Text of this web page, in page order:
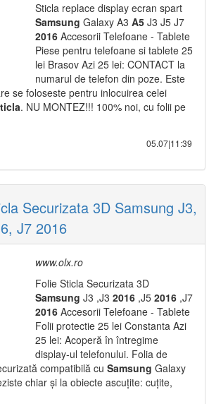
Sticla replace display ecran spart
Samsung Galaxy A3 A5 J3 J5 J7
2016 Accesorii Telefoane - Tablete
Piese pentru telefoane si tablete 25
lei Brasov Azi 25 lei: CONTACT la
numarul de telefon din poze. Este
se foloseste pentru inlocuirea celei
. NU MONTEZ!!! 100% noi, cu folii pe
05.07|11:39
Securizata 3D Samsung J3,
J7 2016
www.olx.ro
Folie Sticla Securizata 3D
Samsung J3 ,J3 2016 ,J5 2016 ,J7
2016 Accesorii Telefoane - Tablete
Folii protectie 25 lei Constanta Azi
25 lei: Acoperă în întregime
display-ul telefonului. Folia de
compatibilă cu Samsung Galaxy
chiar și la obiecte ascuțite: cuțite,